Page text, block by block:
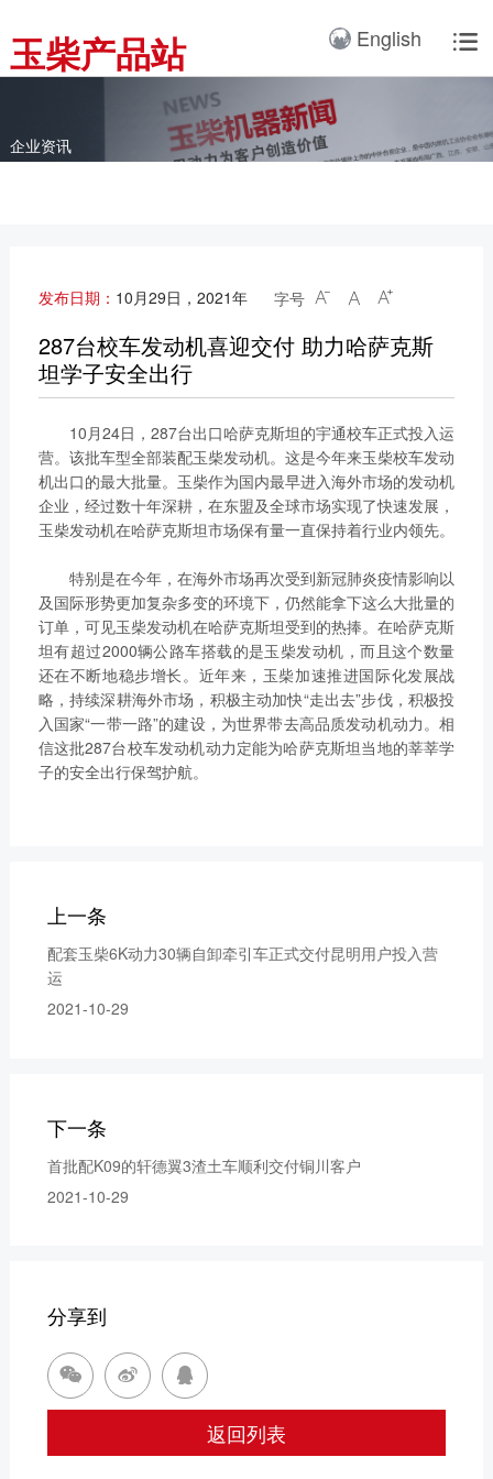
玉柴产品站 
English
产品与解决方案
卡车动力
工程机械动力
新能源动力
工业动力
发电系统
产品3D展厅
全球服务支持
服务理念
玉柴已在全球拥有完善服
12个商用车系统部/驻外
销售大区、18个通机大
区驻外销售大区、13个
船电驻外营销中心、5个
31个服务与后市场驻外
市场部、6400多家服务
站、6000多家配件销售
网点；在亚洲、美洲、非
洲、欧洲等地设立了21
个销售大区、8个船电驻
外营销中心，490多家服
务代理商，44家船电销
获取更多帮助
24小时售后服务热线：
+86 95098
全球服务网络
海外服务网络
服务理念
服务理念与服务承诺
服务政策
我们的公司
研发实力
司始建于1951年，是一
家以动力系统为圆心、实
施同心多元化发展的国有
大型企业集团。公司旗下
股、参股二级子公司，涉
及发动机制造及其产业
链、物流及供应链服务，
新能源产业及相关服务等
广东、江苏、安徽、湖
北、重庆、辽宁等地均有
产业基地布局。
了解更多
0775-3220350
24小时售后服务热线：
+86 95098
企业资讯
发布日期： 10月29日，2021年 字号   
287台校车发动机喜迎交付 助力哈萨克斯
坦学子安全出行
10月24日，287台出口哈萨克斯坦的宇通校车正式投入运
营。该批车型全部装配玉柴发动机。这是今年来玉柴校车发动
机出口的最大批量。玉柴作为国内最早进入海外市场的发动机
企业，经过数十年深耕，在东盟及全球市场实现了快速发展，
玉柴发动机在哈萨克斯坦市场保有量一直保持着行业内领先。
特别是在今年，在海外市场再次受到新冠肺炎疫情影响以
及国际形势更加复杂多变的环境下，仍然能拿下这么大批量的
订单，可见玉柴发动机在哈萨克斯坦受到的热捧。在哈萨克斯
坦有超过2000辆公路车搭载的是玉柴发动机，而且这个数量
还在不断地稳步增长。近年来，玉柴加速推进国际化发展战
略，持续深耕海外市场，积极主动加快“走出去”步伐，积极投
入国家“一带一路”的建设，为世界带去高品质发动机动力。相
信这批287台校车发动机动力定能为哈萨克斯坦当地的莘莘学
子的安全出行保驾护航。
上一条
配套玉柴6K动力30辆自卸牵引车正式交付昆明用户投入营
运
2021-10-29
下一条
首批配K09的轩德翼3渣土车顺利交付铜川客户
2021-10-29
分享到
  
返回列表